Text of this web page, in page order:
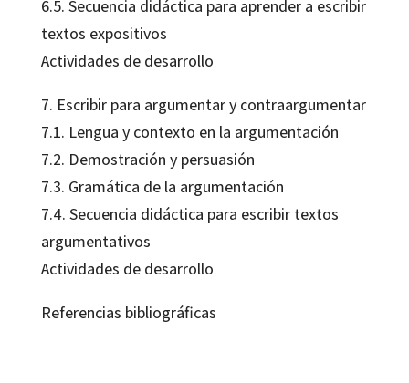
6.5. Secuencia didáctica para aprender a escribir
textos expositivos
Actividades de desarrollo
7. Escribir para argumentar y contraargumentar
7.1. Lengua y contexto en la argumentación
7.2. Demostración y persuasión
7.3. Gramática de la argumentación
7.4. Secuencia didáctica para escribir textos
argumentativos
Actividades de desarrollo
Referencias bibliográficas